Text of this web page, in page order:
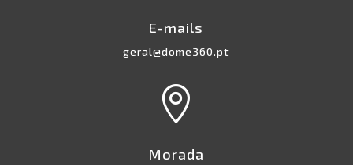
E-mails
geral@dome360.pt

Morada